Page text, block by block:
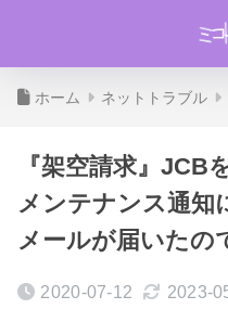
ホーム ネットトラブル
『架空請求』JCB
メンテナンス通知
メールが届いたの
2020-07-12 2023-